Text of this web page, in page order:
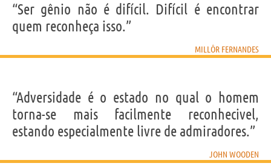
“Ser gênio não é difícil. Difícil é encontrar
quem reconheça isso.”
MILLÔR FERNANDES
“Adversidade é o estado no qual o homem
torna-se mais facilmente reconhecivel,
estando especialmente livre de admiradores.”
JOHN WOODEN